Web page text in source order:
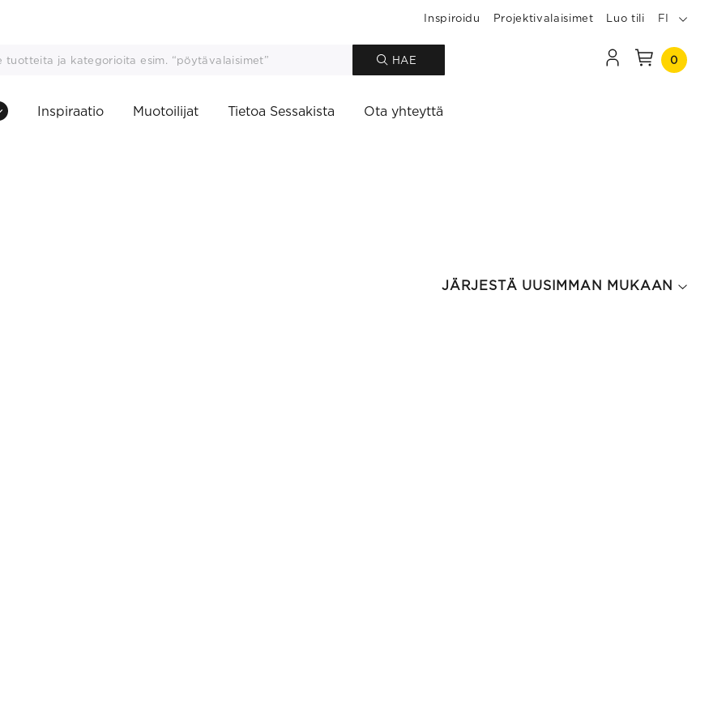
Inspiroidu Projektivalaisimet Luo tili FI
HAE 0
Inspiraatio Muotoilijat Tietoa Sessakista Ota yhteyttä